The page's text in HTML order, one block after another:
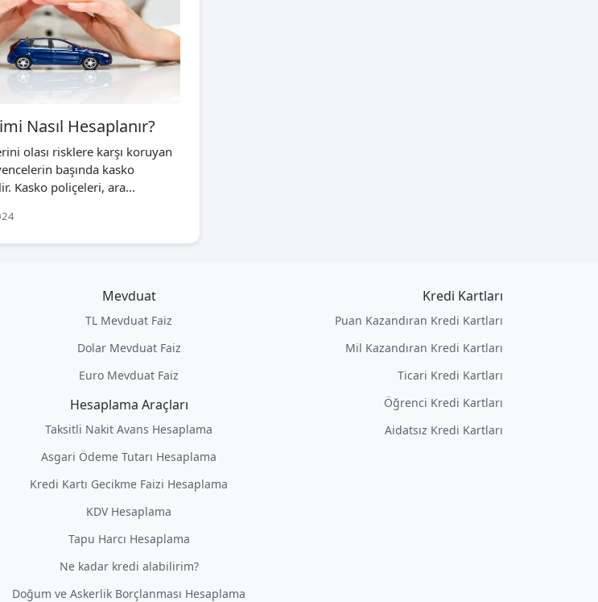
Nasıl Hesaplanır?
olası risklere karşı koruyan
başında kasko
Kasko poliçeleri, ara...
Mevduat
TL Mevduat Faiz
Dolar Mevduat Faiz
Euro Mevduat Faiz
Hesaplama Araçları
Taksitli Nakit Avans Hesaplama
Asgari Ödeme Tutarı Hesaplama
Kredi Kartı Gecikme Faizi Hesaplama
KDV Hesaplama
Tapu Harcı Hesaplama
Ne kadar kredi alabilirim?
Doğum ve Askerlik Borçlanması Hesaplama
Kredi Kartları
Puan Kazandıran Kredi Kartları
Mil Kazandıran Kredi Kartları
Ticari Kredi Kartları
Öğrenci Kredi Kartları
Aidatsız Kredi Kartları